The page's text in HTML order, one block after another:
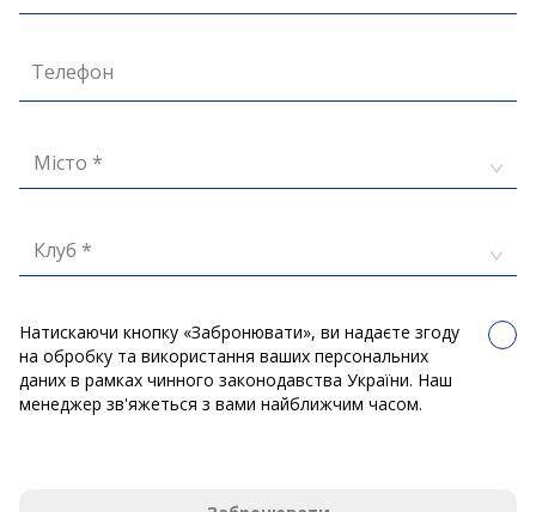
Телефон
Місто *
Клуб *
Натискаючи кнопку «Забронювати», ви надаєте згоду
на обробку та використання ваших персональних
даних в рамках чинного законодавства України. Наш
менеджер зв'яжеться з вами найближчим часом.